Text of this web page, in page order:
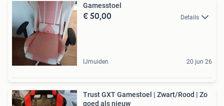
Gamesstoel
€ 50,00 Details
IJmuiden 20 jun 26
Trust GXT Gamestoel | Zwart/Rood | Zo
goed als nieuw